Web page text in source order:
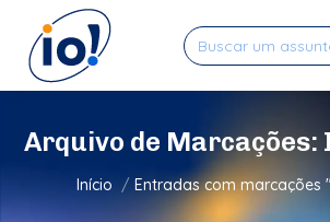
Search:
Arquivo de Marcações:
Você está aqui:
Início Entradas com marcações